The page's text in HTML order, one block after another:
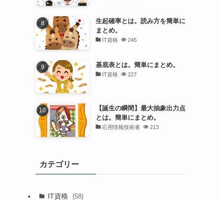
生起確率とは。読み方を簡単に
まとめ。
IT資格 245
基底表とは。簡単にまとめ。
IT資格 227
【誕生の瞬間】最大抽象出力点
とは。簡単にまとめ。
応用情報技術者 213
カテゴリー
IT資格 (58)